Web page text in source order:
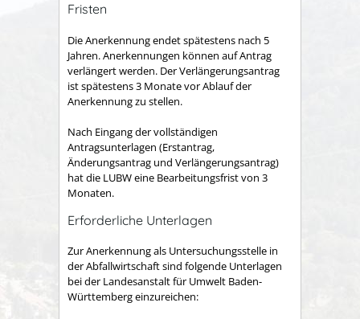
Fristen
Die Anerkennung endet spätestens nach 5
Jahren. Anerkennungen können auf Antrag
verlängert werden. Der Verlängerungsantrag
ist spätestens 3 Monate vor Ablauf der
Anerkennung zu stellen.
Nach Eingang der vollständigen
Antragsunterlagen (Erstantrag,
Änderungsantrag und Verlängerungsantrag)
hat die LUBW eine Bearbeitungsfrist von 3
Monaten.
Erforderliche Unterlagen
Zur Anerkennung als Untersuchungsstelle in
der Abfallwirtschaft sind folgende Unterlagen
bei der Landesanstalt für Umwelt Baden-
Württemberg einzureichen: